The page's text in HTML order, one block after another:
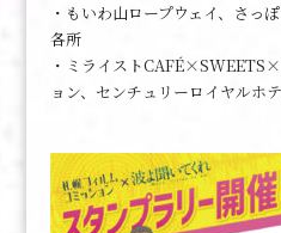
・もいわ山ロープウェイ、さっ
各所
・ミライスト
ョン、センチュリーロイヤルホ